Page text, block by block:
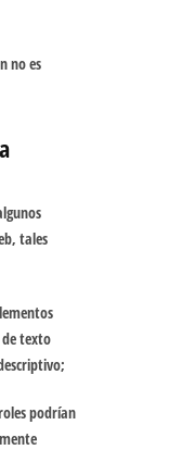
no es
tales
texto
podrían